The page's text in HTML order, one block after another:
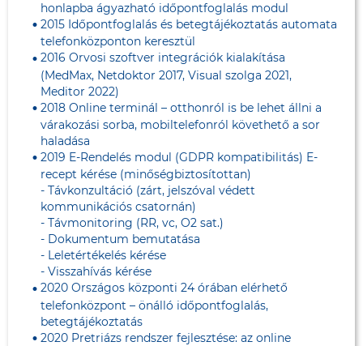
honlapba ágyazható időpontfoglalás modul
2015 Időpontfoglalás és betegtájékoztatás automata
telefonközponton keresztül
2016 Orvosi szoftver integrációk kialakítása
(MedMax, Netdoktor 2017, Visual szolga 2021,
Meditor 2022)
2018 Online terminál – otthonról is be lehet állni a
várakozási sorba, mobiltelefonról követhető a sor
haladása
2019 E-Rendelés modul (GDPR kompatibilitás) E-
recept kérése (minőségbiztosítottan)
- Távkonzultáció (zárt, jelszóval védett
kommunikációs csatornán)
- Távmonitoring (RR, vc, O2 sat.)
- Dokumentum bemutatása
- Leletértékelés kérése
- Visszahívás kérése
2020 Országos központi 24 órában elérhető
telefonközpont – önálló időpontfoglalás,
betegtájékoztatás
2020 Pretriázs rendszer fejlesztése: az online